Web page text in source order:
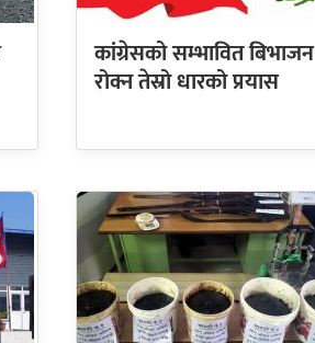
कांग्रेसको सम्भावित बिभाजन
रोक्न तेस्रो धारको प्रयास